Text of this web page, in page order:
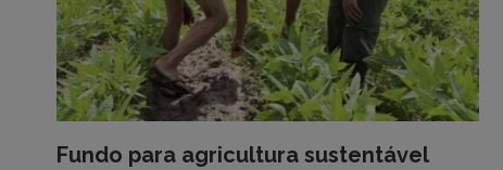
Fundo para agricultura sustentável